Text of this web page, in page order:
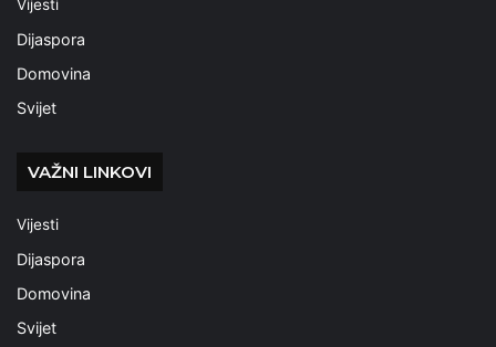
Vijesti
Dijaspora
Domovina
Svijet
VAŽNI LINKOVI
Vijesti
Dijaspora
Domovina
Svijet